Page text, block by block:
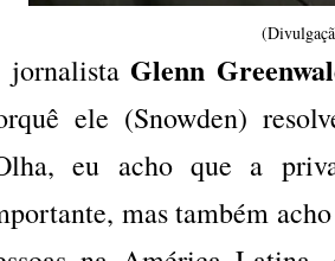
jornalistaGlenn
ele (Snowden)
eu acho que a
mas também